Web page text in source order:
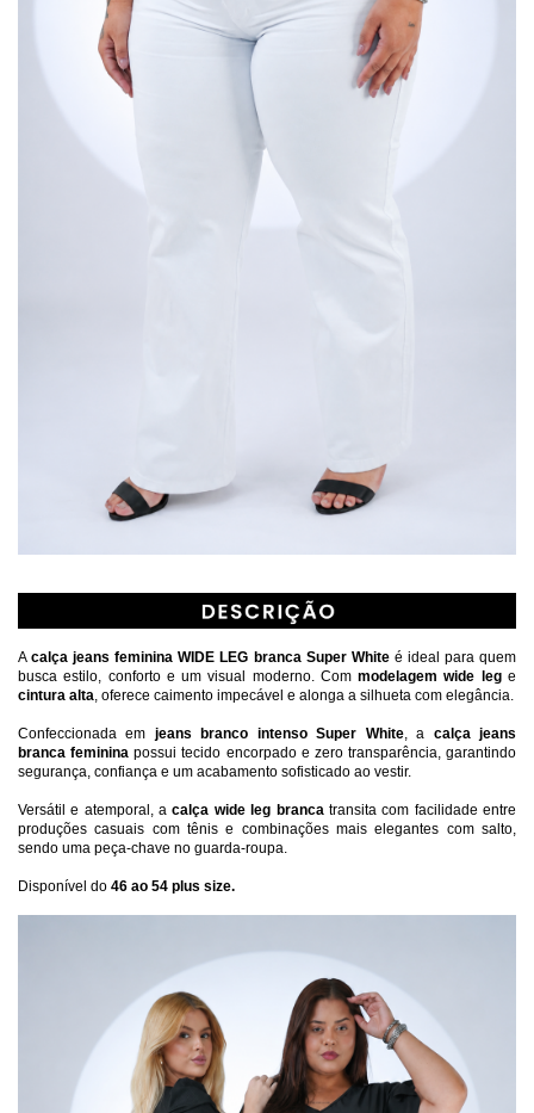
A calça jeans feminina WIDE LEG branca Super White é ideal para quem
busca estilo, conforto e um visual moderno. Com modelagem wide leg
cintura alta, oferece caimento impecável e alonga a silhueta com elegância.
Confeccionada em jeans branco intenso Super White, a calça jeans
branca feminina possui tecido encorpado e zero transparência, garantindo
segurança, confiança e um acabamento sofisticado ao vestir.
Versátil e atemporal, a calça wide leg branca transita com facilidade entre
produções casuais com tênis e combinações mais elegantes com salto,
sendo uma peça-chave no guarda-roupa.
Disponível do 46 ao 54 plus size.